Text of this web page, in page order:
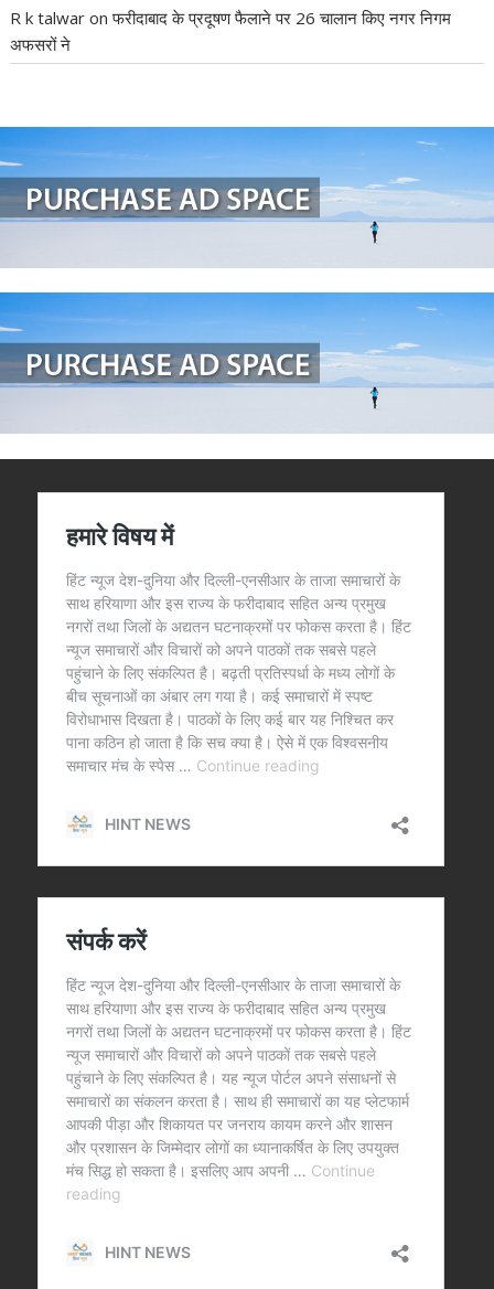
R k talwar onफरीदाबाद के प्रदूषण फैलाने पर 26 चालान किए नगर निगम
अफसरों ने